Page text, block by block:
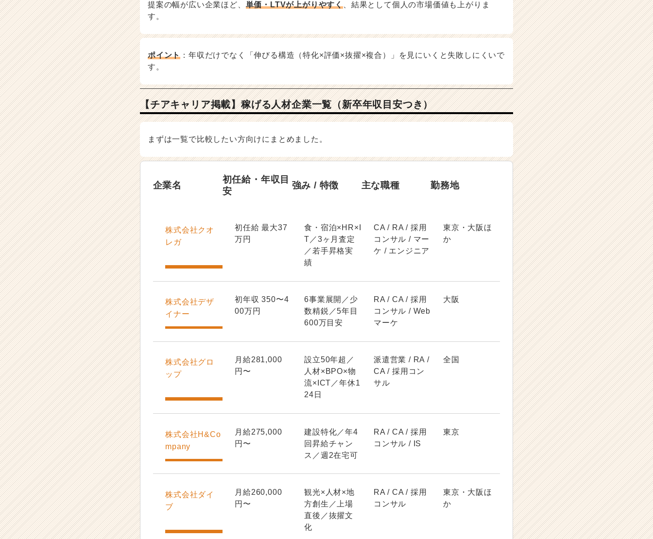
提案の幅が広い企業ほど、 単価・LTVが上がりやすく 、結果として個人の市場価値も上がりま
す。
ポイント ：年収だけでなく「伸びる構造（特化×評価×抜擢×複合）」を見にいくと失敗しにくいで
す。
【チアキャリア掲載】稼げる人材企業一覧（新卒年収目安つき）
まずは一覧で比較したい方向けにまとめました。
企業名
初任給・年収目
安
強み / 特徴 主な職種 勤務地
株式会社クオ
レガ
初任給 最大37
万円
食・宿泊×HR×I
T／3ヶ月査定
／若手昇格実
績
CA / RA / 採用
コンサル / マー
ケ / エンジニア
東京・大阪ほ
か
株式会社デザ
イナー
初年収 350〜4
00万円
6事業展開／少
数精鋭／5年目
600万目安
RA / CA / 採用
コンサル / Web
マーケ
大阪
株式会社グロ
ップ
月給281,000
円〜
設立50年超／
人材×BPO×物
流×ICT／年休1
24日
派遣営業 / RA /
CA / 採用コン
サル
全国
株式会社H&Co
mpany
月給275,000
円〜
建設特化／年4
回昇給チャン
ス／週2在宅可
RA / CA / 採用
コンサル / IS
東京
株式会社ダイ
ブ
月給260,000
円〜
観光×人材×地
方創生／上場
直後／抜擢文
化
RA / CA / 採用
コンサル
東京・大阪ほ
か